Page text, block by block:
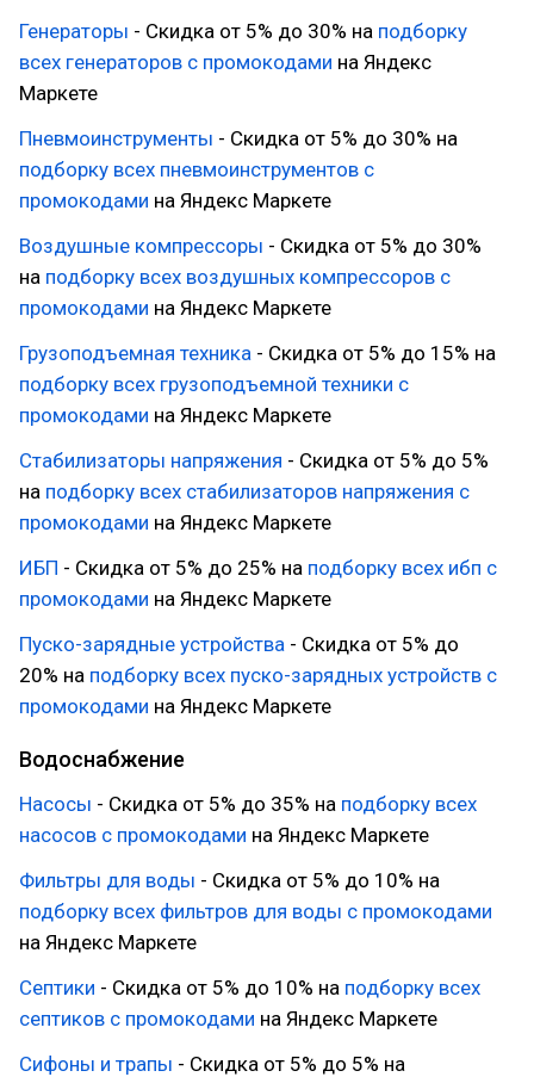
Генераторы - Скидка от 5% до 30% на подборку
всех генераторов с промокодами на Яндекс
Маркете
Пневмоинструменты - Скидка от 5% до 30% на
подборку всех пневмоинструментов с
промокодами на Яндекс Маркете
Воздушные компрессоры - Скидка от 5% до 30%
на подборку всех воздушных компрессоров с
промокодами на Яндекс Маркете
Грузоподъемная техника - Скидка от 5% до 15% на
подборку всех грузоподъемной техники с
промокодами на Яндекс Маркете
Стабилизаторы напряжения - Скидка от 5% до 5%
на подборку всех стабилизаторов напряжения с
промокодами на Яндекс Маркете
ИБП - Скидка от 5% до 25% на подборку всех ибп с
промокодами на Яндекс Маркете
Пуско-зарядные устройства - Скидка от 5% до
20% на подборку всех пуско-зарядных устройств с
промокодами на Яндекс Маркете
Водоснабжение
Насосы - Скидка от 5% до 35% на подборку всех
насосов с промокодами на Яндекс Маркете
Фильтры для воды - Скидка от 5% до 10% на
подборку всех фильтров для воды с промокодами
на Яндекс Маркете
Септики - Скидка от 5% до 10% на подборку всех
септиков с промокодами на Яндекс Маркете
Сифоны и трапы - Скидка от 5% до 5% на